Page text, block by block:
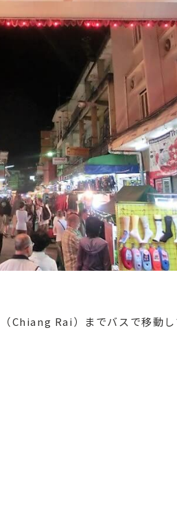
Chiang Rai）までバスで移動し